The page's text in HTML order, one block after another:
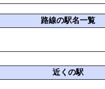
路線の駅名一覧
近くの駅